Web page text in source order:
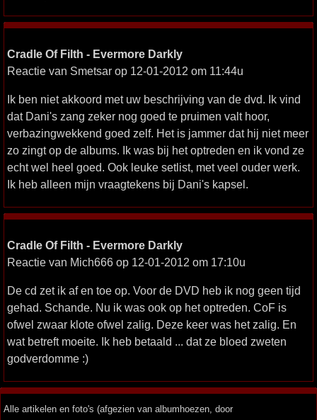
Cradle Of Filth - Evermore Darkly
Reactie van Smetsar op 12-01-2012 om 11:44u
Ik ben niet akkoord met uw beschrijving van de dvd. Ik vind
dat Dani's zang zeker nog goed te pruimen valt hoor,
verbazingwekkend goed zelf. Het is jammer dat hij niet meer
zo zingt op de albums. Ik was bij het optreden en ik vond ze
echt wel heel goed. Ook leuke setlist, met veel ouder werk.
Ik heb alleen mijn vraagtekens bij Dani's kapsel.
Cradle Of Filth - Evermore Darkly
Reactie van Mich666 op 12-01-2012 om 17:10u
De cd zet ik af en toe op. Voor de DVD heb ik nog geen tijd
gehad. Schande. Nu ik was ook op het optreden. CoF is
ofwel zwaar klote ofwel zalig. Deze keer was het zalig. En
wat betreft moeite. Ik heb betaald ... dat ze bloed zweten
godverdomme :)
Alle artikelen en foto's (afgezien van albumhoezen, door